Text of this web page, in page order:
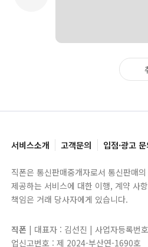
서비스소개 고객문의 입점·광고
직폰은 통신판매중개자로서 통신판매
제공하는 서비스에 대한 이행, 계약 사
책임은 거래 당사자에게 있습니다.
직폰 | 대표자 : 김선진 | 사업자등록번
업신고번호 : 제 2024-부산연-1690호